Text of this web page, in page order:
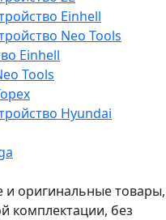
Einhell
Neo Tools
Einhell
Tools
Hyundai
и оригинальные товары,
комплектации, без